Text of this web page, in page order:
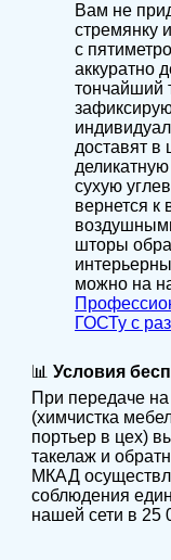
Вам не
стремянку
с
аккуратно
тончайший
доставят в
сухую
вернется
шторы
можно на
ГОСТу с
📊 Условия
При передаче
(химчистка
портьер в цех)
такелаж и
МКАД
соблюдения
нашей сети в 25